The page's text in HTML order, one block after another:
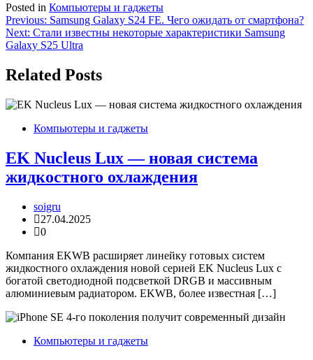
Posted in Компьютеры и гаджеты
Навигация
по
Previous: Samsung Galaxy S24 FE. Чего ожидать от смартфона?
Next: Стали известны некоторые характеристики Samsung
Galaxy S25 Ultra
Related Posts
Компьютеры и гаджеты
EK Nucleus Lux — новая система
жидкостного охлаждения
soigru
27.04.2025
0
Компания EKWB расширяет линейку готовых систем
жидкостного охлаждения новой серией EK Nucleus Lux с
богатой светодиодной подсветкой DRGB и массивным
алюминиевым радиатором. EKWB, более известная […]
Компьютеры и гаджеты